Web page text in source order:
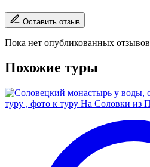
Оставить отзыв
Пока нет опубликованных отзывов
Похожие туры